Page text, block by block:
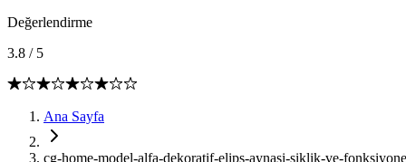
Değerlendirme
3.8 / 5
Ana Sayfa
cg-home-model-alfa-dekoratif-elips-aynasi-siklik-ve-